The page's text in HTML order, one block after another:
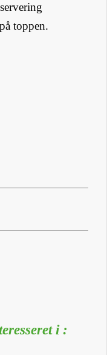
toppen.
i :